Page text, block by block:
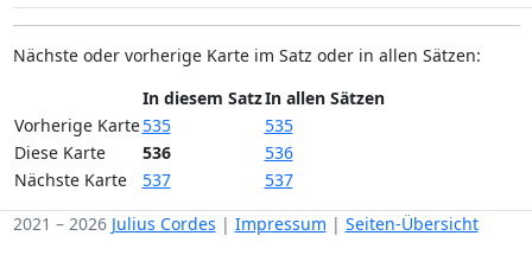
Nächste oder vorherige Karte im Satz oder in allen Sätzen:
In diesem SatzIn allen Sätzen
Vorherige Karte535
535
Diese Karte
536
536
Nächste Karte
537
537
2021 – 2026 Julius Cordes | Impressum | Seiten-Übersicht